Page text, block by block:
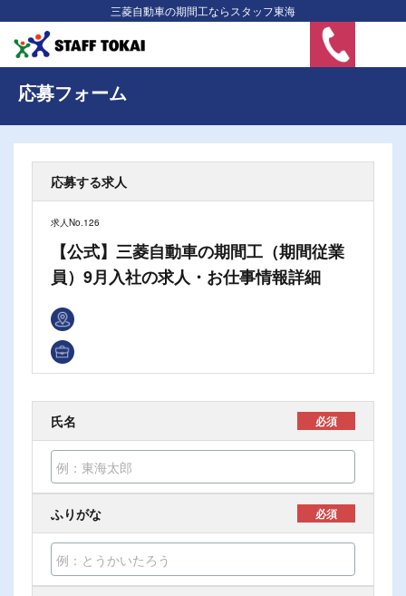
三菱自動車の期間工ならスタッフ東海
HOME> エントリー
応募フォーム
応募する求人
求人No.126
【公式】三菱自動車の期間工（期間従業
員）9月入社の求人・お仕事情報詳細
氏名 必須
ふりがな 必須